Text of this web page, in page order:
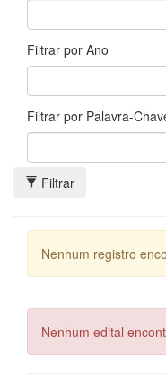
Filtrar por Ano
Filtrar por Palavra-
Filtrar
Nenhum registro
Nenhum edital